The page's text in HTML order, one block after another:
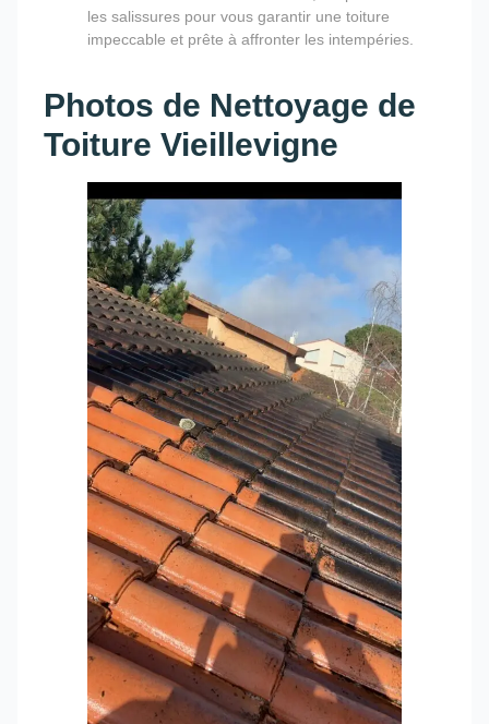
les salissures pour vous garantir une toiture
impeccable et prête à affronter les intempéries.
Photos de Nettoyage de
Toiture Vieillevigne